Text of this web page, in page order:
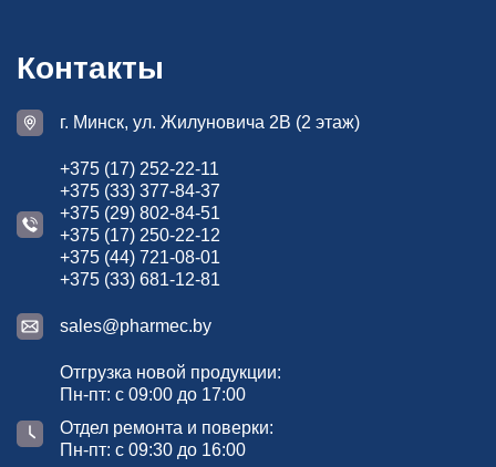
Контакты
г. Минск, ул. Жилуновича 2В (2 этаж)
+375 (17) 252-22-11
+375 (33) 377-84-37
+375 (29) 802-84-51
+375 (17) 250-22-12
+375 (44) 721-08-01
+375 (33) 681-12-81
sales@pharmec.by
Отгрузка новой продукции:
Пн-пт: с 09:00 до 17:00
Отдел ремонта и поверки:
Пн-пт: с 09:30 до 16:00